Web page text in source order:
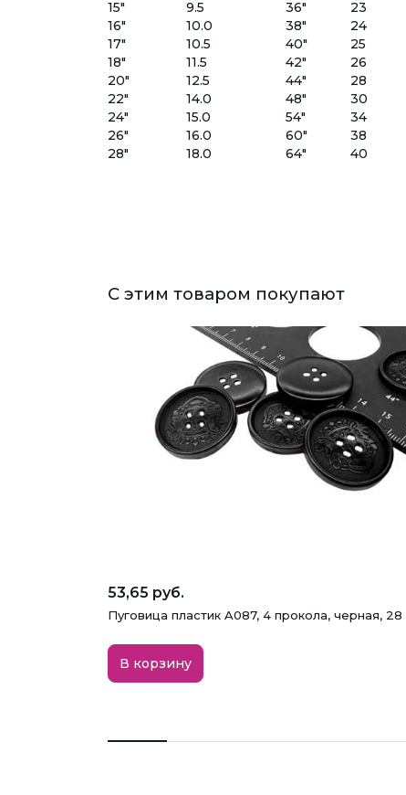
15"
9.5 36"
23
16"
10.0 38"
24
17"
10.5 40"
25
18"
11.5 42"
26
20"
12.5 44"
28
22"
14.0 48"
30
24"
15.0 54"
34
26"
16.0 60"
38
28"
18.0 64" 40
С этим товаром покупают
53,65 руб.
Пуговица пластик A087, 4 прокола, черная,
В корзину